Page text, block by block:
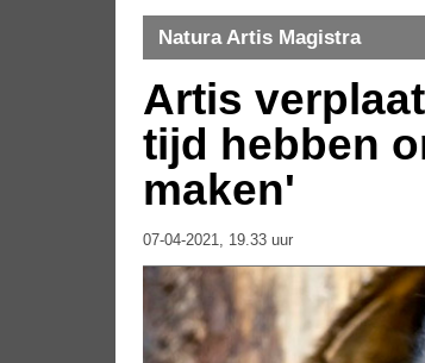
Natura Artis Magistra
Artis
tijd hebben
maken'
07-04-2021, 19.33 uur